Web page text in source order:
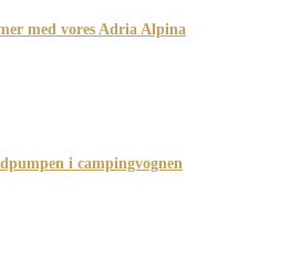
med vores Adria Alpina
i campingvognen